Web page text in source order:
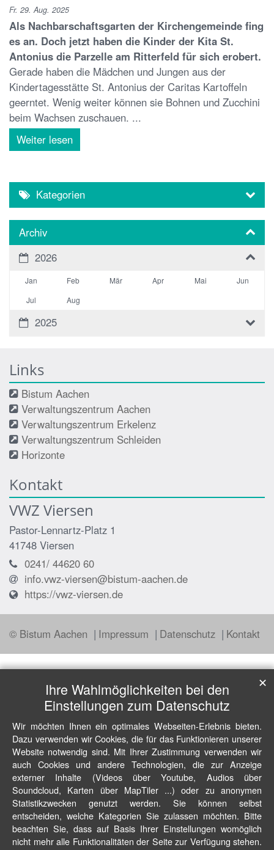
Fr. 29. Aug. 2025
Als Nachbarschaftsgarten der Kirchengemeinde fing
es an. Doch jetzt haben die Kinder der Kita St.
Antonius die Parzelle am Ritterfeld für sich erobert.
Gerade haben die Mädchen und Jungen aus der
Kindertagesstätte St. Antonius der Caritas Kartoffeln
geerntet. Wenig weiter können sie Bohnen und Zucchini
beim Wachsen zuschauen. ...
Weiter lesen
Kategorien
Archiv
2026
Jan Feb Mär Apr Mai
Jun
Jul
Aug
2025
Links
Bistum Aachen
Verwaltungszentrum Aachen
Verwaltungszentrum Erkelenz
Verwaltungszentrum Schleiden
Horizonte
Kontakt
VWZ Viersen
Pastor-Lennartz-Platz 1
41748 Viersen
0241/ 44620 60
info.vwz-viersen@bistum-aachen.de
https://vwz-viersen.de
© Bistum Aachen Impressum Datenschutz Kontakt
Ihre Wahlmöglichkeiten bei den
Einstellungen zum Datenschutz
Wir möchten Ihnen ein optimales Webseiten-Erlebnis bieten.
Dazu verwenden wir Cookies, die für das Funktionieren unserer
Website notwendig sind. Mit Ihrer Zustimmung verwenden wir
auch Cookies und andere Technologien, die zur Anzeige
externer Inhalte (Videos über Youtube, Audios über
Soundcloud, Karten über MapTiler ...) oder zu anonymen
Statistikzwecken genutzt werden. Sie können selbst
entscheiden, welche Kategorien Sie zulassen möchten. Bitte
beachten Sie, dass auf Basis Ihrer Einstellungen womöglich
nicht mehr alle Funktionalitäten der Seite zur Verfügung stehen.
✕